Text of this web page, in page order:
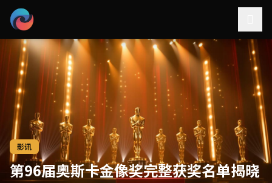
影讯
第96届奥斯卡金像奖完整获奖名单揭晓